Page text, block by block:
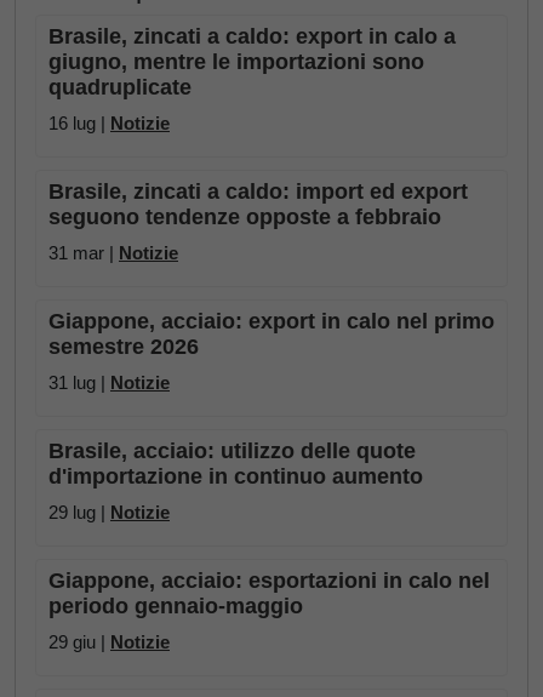
Brasile, zincati a caldo: export in calo a
giugno, mentre le importazioni sono
quadruplicate
16 lug | Notizie
Brasile, zincati a caldo: import ed export
seguono tendenze opposte a febbraio
31 mar | Notizie
Giappone, acciaio: export in calo nel primo
semestre 2026
31 lug | Notizie
Brasile, acciaio: utilizzo delle quote
d'importazione in continuo aumento
29 lug | Notizie
Giappone, acciaio: esportazioni in calo nel
periodo gennaio-maggio
29 giu | Notizie